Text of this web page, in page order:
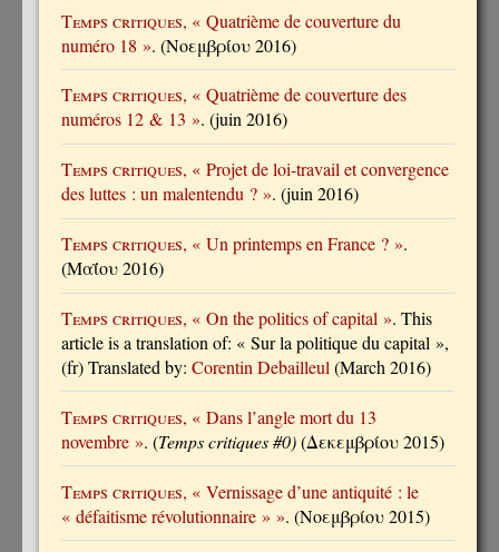
Temps critiques, « Quatrième de couverture du
numéro 18 ». (Νοεμβρίου 2016)
Temps critiques, « Quatrième de couverture des
numéros 12 & 13 ». (juin 2016)
Temps critiques, « Projet de loi-travail et convergence
des luttes : un malentendu ? ». (juin 2016)
Temps critiques, « Un printemps en France ? ».
(Μαΐου 2016)
Temps critiques, « On the politics of capital ». This
article is a translation of: « Sur la politique du capital »,
(fr) Translated by: Corentin Debailleul (March 2016)
Temps critiques, « Dans l’angle mort du 13
novembre ». (Temps critiques #0)(Δεκεμβρίου 2015)
Temps critiques, « Vernissage d’une antiquité : le
« défaitisme révolutionnaire » ». (Νοεμβρίου 2015)